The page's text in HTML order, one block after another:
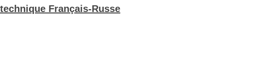
Français-Russe